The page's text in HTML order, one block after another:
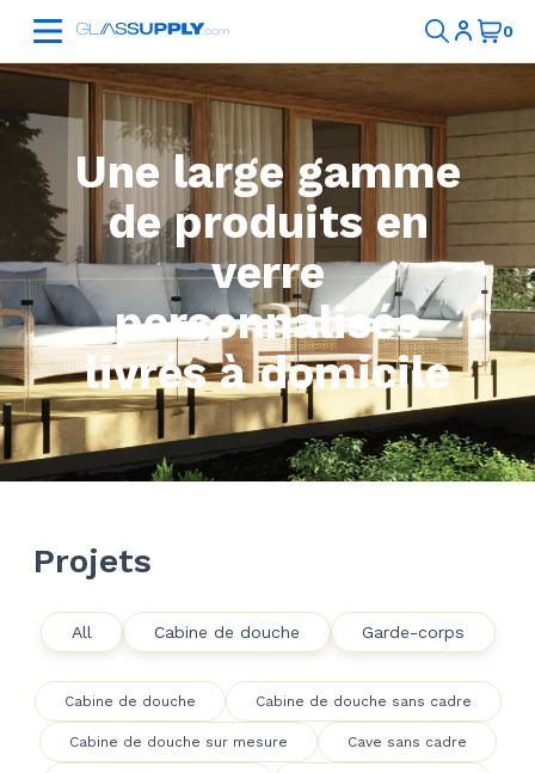
Une large gamme
de produits en
verre
personnalisés
livrés à domicile
Projets
All Cabine de douche Garde-corps
Cabine de douche Cabine de douche sans cadre
Cabine de douche sur mesure Cave sans cadre